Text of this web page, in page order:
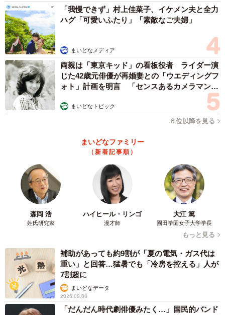
一方で、「特別なことをしたつもりはまったくなくて」と
橋本支配人。「というのも、佐渡市の防災課とも日頃から
連携を取っていて、こういったことはよくやっているんで
す。以前、ホテルの近くで火災があった際も同様のことを
しました。ほかにも、島の中には独居老人の方もいらっし
ゃるのでそういった方の宿泊や、自主避難協定で災害時に
利用していただいたり」。
がある人で自主的に避難する場合、自主避難場所として佐
渡旅館連盟加盟ホテルに通常料金よりも割安で宿泊できる
というもの。同ホテルも佐渡旅館連盟加盟ホテルであり、
今回の豪雪でも、この自主避難協定での宿泊があったとい
います。
地元住民からすれば大変助かる大浴場の無料提供サービス
や自主避難協定の制度。支配人は「いつものことをやって
いるだけですよ」と謙遜しつつも、その口ぶりからは佐渡
市への愛情が伝わってきました。
「宿泊はもちろん、日帰り入浴をしていただいたり、地域
の方々には普段とてもお世話になっていますので、お役に
「我慢できず」村上佳菜子、イケメン夫と全力
ハグ「可愛いふたり」「素敵なご夫婦」
まいどなメディア
両親は「東京キッド」の看板役者 ライダー演
じた42歳元俳優が再婚妻との「ウエディングフ
ォト」計画を明言 「センスあるカメラマン求
まいどなトピック
６位以降を見る
まいどなファミリー
（新着記事順）
森岡 浩
姓氏研究家
ハイヒール・リンゴ
漫才師
大江 篤
園田学園女子大学学長
もっと見る
補助があっても約9割が「夏の電気・ガス代は
重い」と回答…猛暑でも「冷房を控える」人が
7割超に
まいどなデータ
2026.08.08
「だんだん時代劇俳優みたく…」国民的バンド